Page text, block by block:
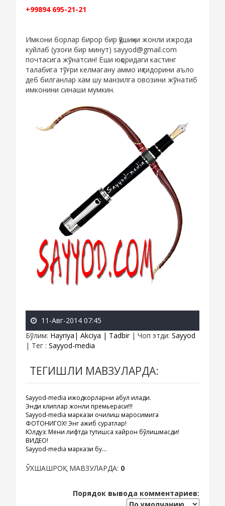
+99894 695-21-21
Имкони борлар бирор бир қўшиқни жонли ижрода
куйлаб (узоғи бир минут) sayyod@gmail.com
почтасига жўнатсин! Ёши юқоридаги кастинг
талабига тўғри келмагану аммо иқтидорини аъло
деб билганлар хам шу манзилга овозини жўнатиб
имконини синаши мумкин.
11-Авг-2014 07:45
Бўлим: Hayriya| Akciya | Tadbir| Чоп этди: Sayyod
| Тег : Sayyod-media
ТЕГИШЛИ МАВЗУЛАРДА:
Sayyod-media ижодкорларни қабул қилади.
Энди клиплар жонли премьераси!!!
Sayyod-media маркази очилиш маросимига
ФОТОНИГОХ! Энг ажиб суратлар!
Юлдуз: Мени лифтда тутишса хайрон бўлишмасди!
ВИДЕО!
Sayyod-media маркази бу...
ЎХШАШРОҚ МАВЗУЛАРДА: 0
Порядок вывода комментариев: